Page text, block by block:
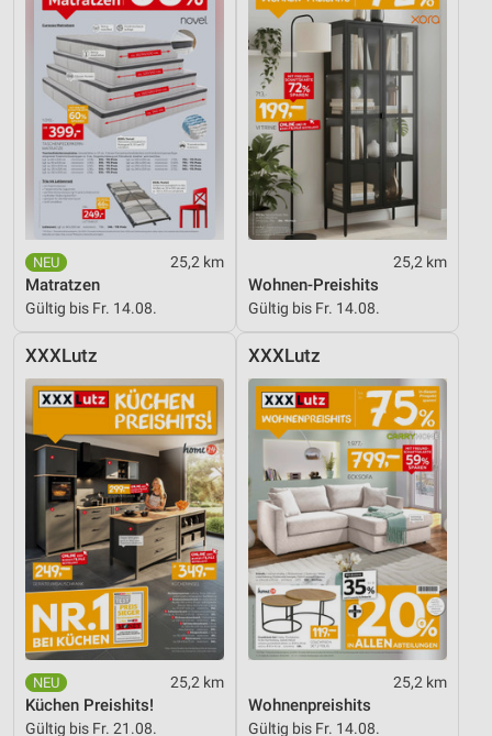
25,2 km
Matratzen
Gültig bis Fr. 14.08.
25,2 km
Wohnen-Preishits
Gültig bis Fr. 14.08.
XXXLutz
25,2 km
Küchen Preishits!
Gültig bis Fr. 21.08.
XXXLutz
25,2 km
Wohnenpreishits
Gültig bis Fr. 14.08.
Funktional
Werbung